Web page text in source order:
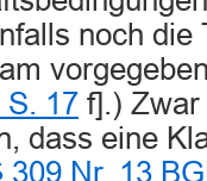
noch die
S. 17 f].) Zwar
dass eine
309 Nr. 13